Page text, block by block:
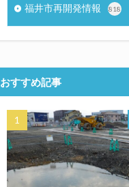
福井市再開発情報 818
おすすめ記事